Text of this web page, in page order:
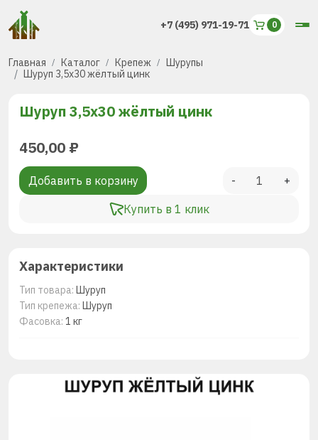
+7 (495) 971-19-71
Главная Каталог Крепеж
Шурупы
Шуруп 3,5х30 жёлтый цинк
Шуруп 3,5х30 жёлтый цинк
450,00 ₽
Добавить в корзину
Купить в 1 клик
- +
Характеристики
Тип товара: Шуруп
Тип крепежа: Шуруп
Фасовка: 1 кг